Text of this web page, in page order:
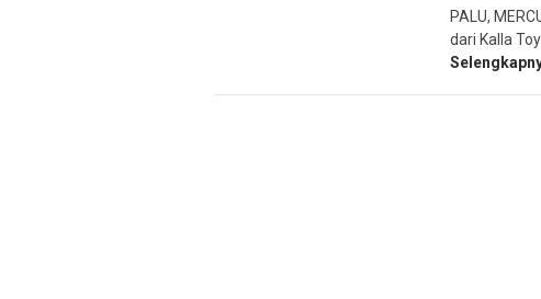
PALU,
dari Kalla